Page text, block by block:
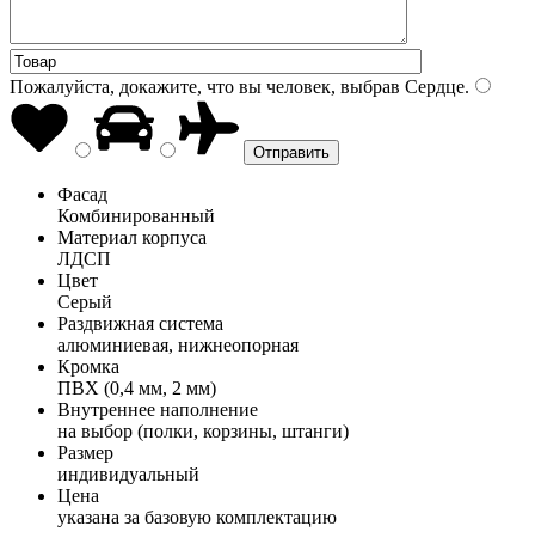
Пожалуйста, докажите, что вы человек, выбрав Сердце.
Фасад
Комбинированный
Материал корпуса
ЛДСП
Цвет
Серый
Раздвижная система
алюминиевая, нижнеопорная
Кромка
ПВХ (0,4 мм, 2 мм)
Внутреннее наполнение
на выбор (полки, корзины, штанги)
Размер
индивидуальный
Цена
указана за базовую комплектацию